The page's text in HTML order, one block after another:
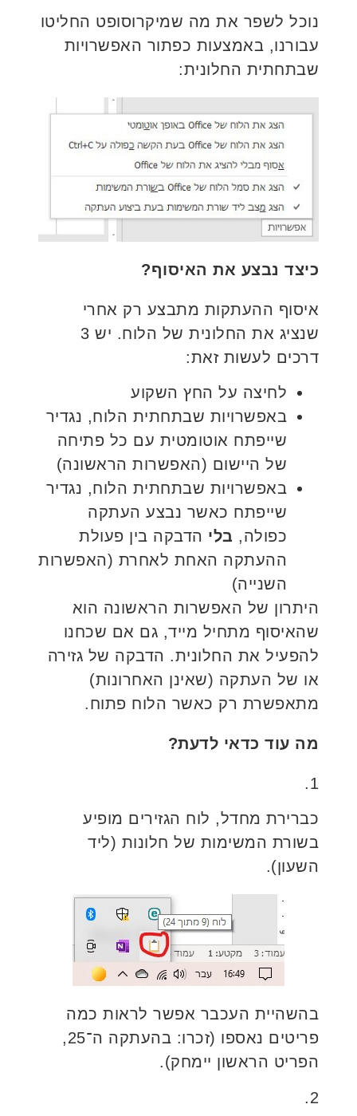
נוכל לשפר את מה שמיקרוסופט החליטו
עבורנו, באמצעות כפתור האפשרויות
שבתחתית החלונית:
כיצד נבצע את האיסוף?
איסוף ההעתקות מתבצע רק אחרי
שנציג את החלונית של הלוח. יש 3
דרכים לעשות זאת:
לחיצה על החץ השקוע
באפשרויות שבתחתית הלוח, נגדיר
שייפתח אוטומטית עם כל פתיחה
של היישום (האפשרות הראשונה)
באפשרויות שבתחתית הלוח, נגדיר
שייפתח כאשר נבצע העתקה
כפולה, בלי הדבקה בין פעולת
ההעתקה האחת לאחרת (האפשרות
השנייה)
היתרון של האפשרות הראשונה הוא
שהאיסוף מתחיל מייד, גם אם שכחנו
להפעיל את החלונית. הדבקה של גזירה
או של העתקה (שאינן האחרונות)
מתאפשרת רק כאשר הלוח פתוח.
מה עוד כדאי לדעת?
1.
כברירת מחדל, לוח הגזירים מופיע
בשורת המשימות של חלונות (ליד
השעון).
בהשהיית העכבר אפשר לראות כמה
פריטים נאספו (זכרו: בהעתקה ה־25,
הפריט הראשון יימחק).
2.